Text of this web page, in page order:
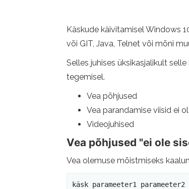
Käskude käivitamisel Windows
või GIT, Java, Telnet või mõni
Selles juhises üksikasjalikult
tegemisel.
Vea põhjused
Vea parandamise viisid ei
Videojuhised
Vea põhjused "ei ole
Vea olemuse mõistmiseks
käsk parameeter1 parameeter2